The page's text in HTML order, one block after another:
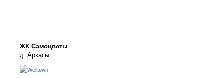
ЖК Самоцветы
д. Аркасы